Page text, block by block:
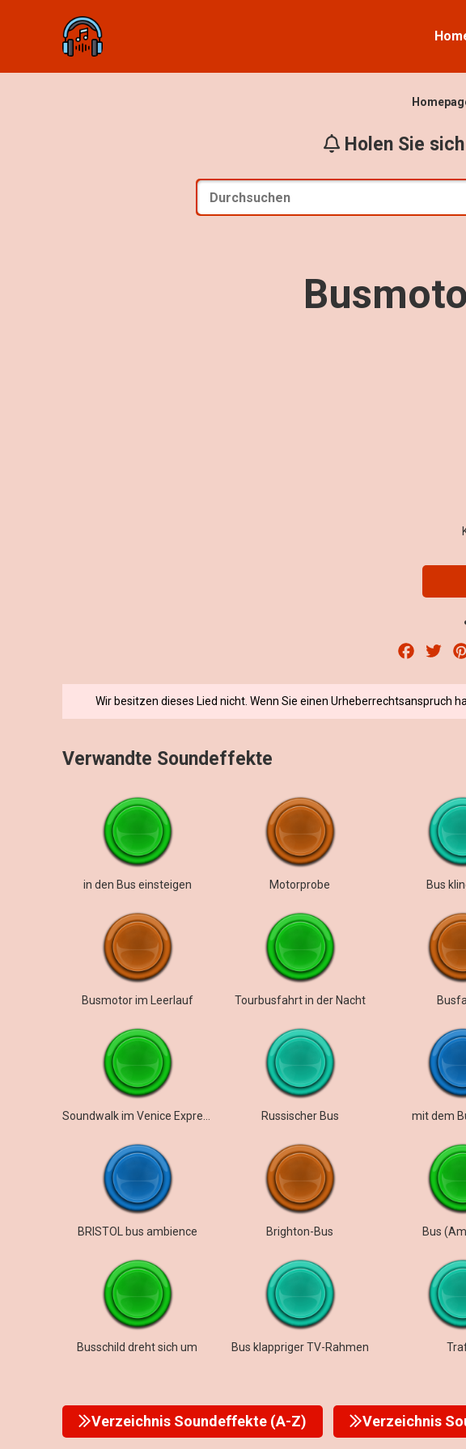
Holen Sie
Wir besitzen dieses Lied nicht. Wenn Sie einen Urheberrechtsanspruch
Verwandte Soundeffekte
in den Bus einsteigen Motorprobe Bus
Busmotor im Leerlauf Tourbusfahrt in der Nacht
Russischer Bus mit dem
BRISTOL bus ambience Brighton-Bus Bus
Busschild dreht sich um Bus klappriger TV-Rahmen
Verzeichnis Soundeffekte (A-Z) Verzeichnis